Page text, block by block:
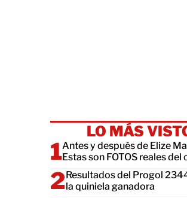
LO MÁS
Antes y después de Elize
Estas son FOTOS reales del
Resultados del Progol
la quiniela ganadora